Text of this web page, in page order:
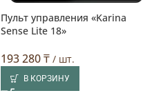
Пульт управления «Karina
Sense Lite 18»
193 280₸ / шт.
В КОРЗИНУ